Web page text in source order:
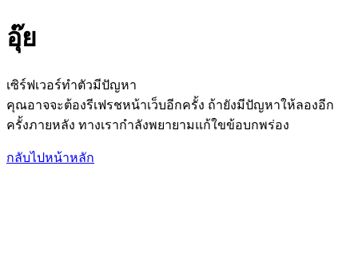
อุ๊ย
เซิร์ฟเวอร์ทำตัวมีปัญหา
คุณอาจจะต้องรีเฟรชหน้าเว็บอีกครั้ง ถ้ายังมีปัญหาให้ลองอีก
ครั้งภายหลัง ทางเรากำลังพยายามแก้ใขข้อบกพร่อง
กลับไปหน้าหลัก